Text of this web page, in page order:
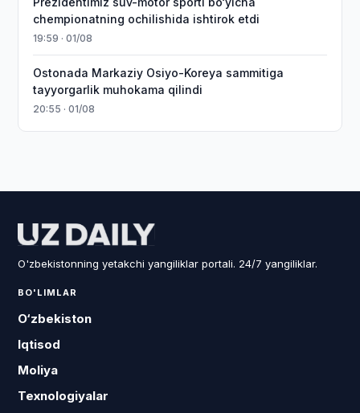
chempionatning ochilishida ishtirok etdi
19:59 · 01/08
Ostonada Markaziy Osiyo-Koreya sammitiga
tayyorgarlik muhokama qilindi
20:55 · 01/08
O'zbekistonning yetakchi yangiliklar portali. 24/7 yangiliklar.
BO'LIMLAR
O‘zbekiston
Iqtisod
Moliya
Texnologiyalar